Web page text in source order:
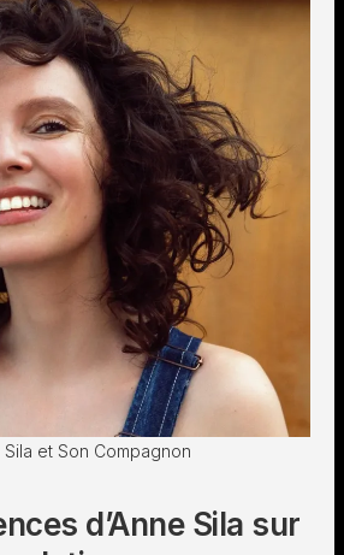
Sila et Son Compagnon
d’Anne Sila sur